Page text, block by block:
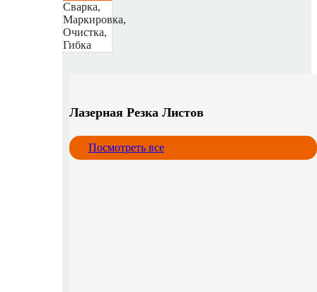
Сварка,
Маркировка,
Очистка,
Гибка
Лазерная Резка Листов
Посмотреть все